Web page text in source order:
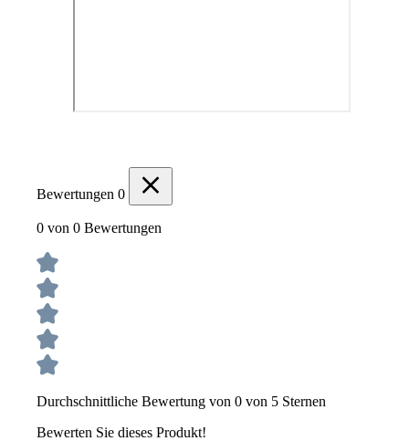
Bewertungen 0
0 von 0 Bewertungen
Durchschnittliche Bewertung von 0 von 5 Sternen
Bewerten Sie dieses Produkt!